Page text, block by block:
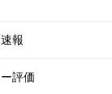
報
評価